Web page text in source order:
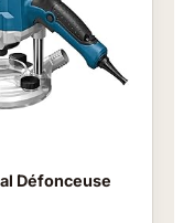
Défonceuse